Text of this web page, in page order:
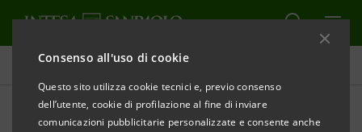
Consenso all'uso di cookie
Questo sito utilizza cookie tecnici e, previo consenso
dell’utente, cookie di profilazione al fine di inviare
comunicazioni pubblicitarie personalizzate e consente anche
Obiettivi, risultati e iniziative